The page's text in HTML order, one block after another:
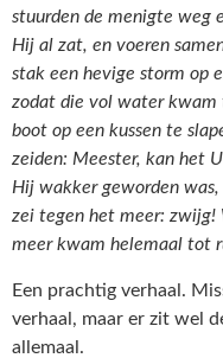
stuurden de menigte weg
Hij al zat, en voeren
stak een hevige storm op
zodat die vol water kwam
boot op een kussen te
zeiden: Meester, kan het
Hij wakker geworden
zei tegen het meer:
meer kwam helemaal tot
Een prachtig verhaal.
verhaal, maar er zit wel
allemaal.